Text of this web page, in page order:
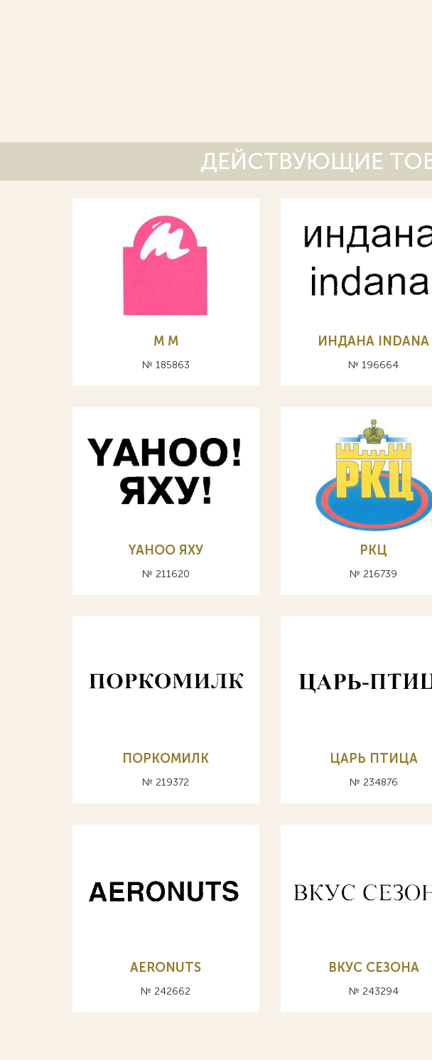
ДЕЙСТВУЮЩИЕ
М M
№ 185863
ИНДАНА INDANA
№ 196664
YAHOO ЯХУ
№ 211620
РКЦ
№ 216739
ПОРКОМИЛК
№ 219372
ЦАРЬ ПТИЦА
№ 234876
AERONUTS
№ 242662
ВКУС СЕЗОНА
№ 243294